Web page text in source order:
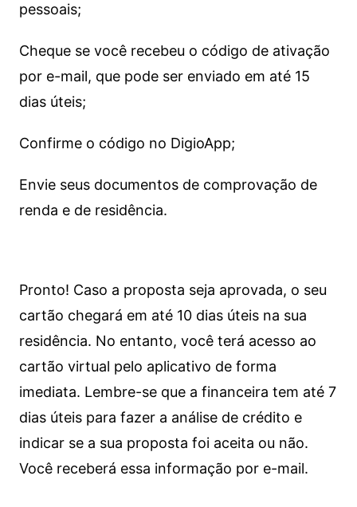
pessoais;
Cheque se você recebeu o código de ativação
por e-mail, que pode ser enviado em até 15
dias úteis;
Confirme o código no DigioApp;
Envie seus documentos de comprovação de
renda e de residência.
Pronto! Caso a proposta seja aprovada, o seu
cartão chegará em até 10 dias úteis na sua
residência. No entanto, você terá acesso ao
cartão virtual pelo aplicativo de forma
imediata. Lembre-se que a financeira tem até 7
dias úteis para fazer a análise de crédito e
indicar se a sua proposta foi aceita ou não.
Você receberá essa informação por e-mail.